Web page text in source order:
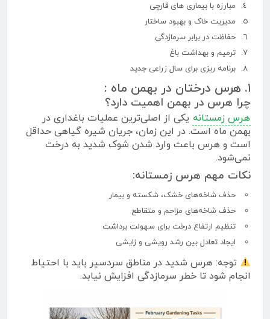
مبارزه با بیماری های قارچی
مدیریت خاک و بهبود ساختار
حفاظت در برابر سرمازدگی
ترمیم و بهداشت باغ
برنامه ریزی برای سال زراعی جدید
۱. هرس درختان در بهمن ماه :
چرا هرس در بهمن اهمیت دارد؟
هرس زمستانه یکی از اصلی‌ترین عملیات باغداری در
بهمن ماه است. در این زمان، جریان شیره گیاهی حداقل
است و هرس باعث وارد شدن شوک شدید به درخت
نمی‌شود.
نکات مهم هرس زمستانه:
حذف شاخه‌های خشک، شکسته و بیمار
حذف شاخه‌های مزاحم و متقاطع
تنظیم ارتفاع درخت برای سهولت برداشت
ایجاد تعادل بین رشد رویشی و زایشی
توجه: هرس شدید در مناطق سردسیر باید با احتیاط
انجام شود تا خطر سرمازدگی افزایش نیابد.